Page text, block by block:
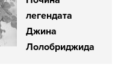
легендата
Джина
Лолобриджида